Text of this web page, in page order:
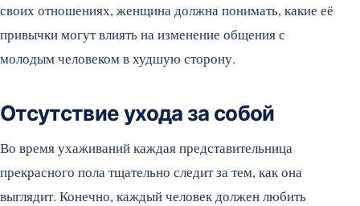
своих отношениях, женщина должна понимать, какие её
привычки могут влиять на изменение общения с
молодым человеком в худшую сторону.
Отсутствие ухода за собой
Во время ухаживаний каждая представительница
прекрасного пола тщательно следит за тем, как она
выглядит. Конечно, каждый человек должен любить